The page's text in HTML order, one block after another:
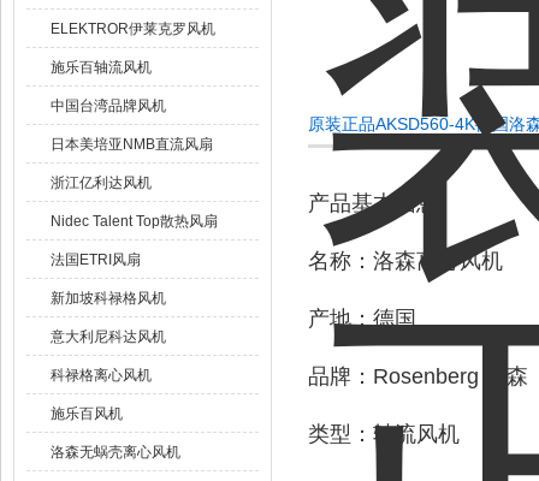
ELEKTROR伊莱克罗风机
施乐百轴流风机
中国台湾品牌风机
日本美培亚NMB直流风扇
浙江亿利达风机
Nidec Talent Top散热风扇
法国ETRI风扇
新加坡科禄格风机
意大利尼科达风机
科禄格离心风机
施乐百风机
洛森无蜗壳离心风机
原装正品AKSD560-4K德国洛
产品基本信息
名称：洛森离心风机
产地：德国
品牌：Rosenberg 洛森
类型：轴流风机